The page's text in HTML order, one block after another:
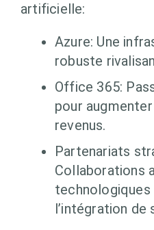
artificielle:
Azure: Une
robuste
Office 365:
pour
revenus.
Partenariats
Collaborations
l’intégration de